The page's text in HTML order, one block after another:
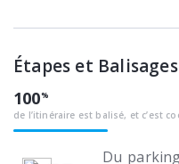
Étapes et Balisages
100
de l’itinéraire est balisé, et c’est
Du